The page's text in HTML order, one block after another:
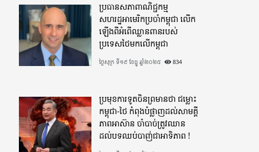
ប្រធានសភាពាណិជ្ជកម្ម
សហរដ្ឋអាមេរិកប្រចាំកម្ពុជា លើក
ឡើងពីអំពើឈ្លានពានរបស់
ប្រទេសថៃមកលើកម្ពុជា
ថ្ងៃសុក្រ ទី១៩ ខែធ្នូ ឆ្នាំ២០២៥ 834
ប្រមុខការទូតចិនព្រមានថា ជម្លោះ
កម្ពុជា-ថៃ កំពុងបំផ្លាញដល់សាមគ្គី
ភាពអាស៊ាន ចាំបាច់ត្រូវឈាន
ដល់បទឈប់បាញ់ជាអាទិភាព !